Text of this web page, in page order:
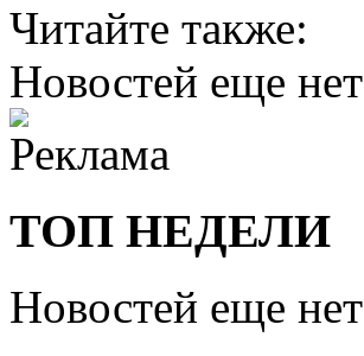
Читайте также:
Новостей еще нет
ТОП НЕДЕЛИ
Новостей еще нет